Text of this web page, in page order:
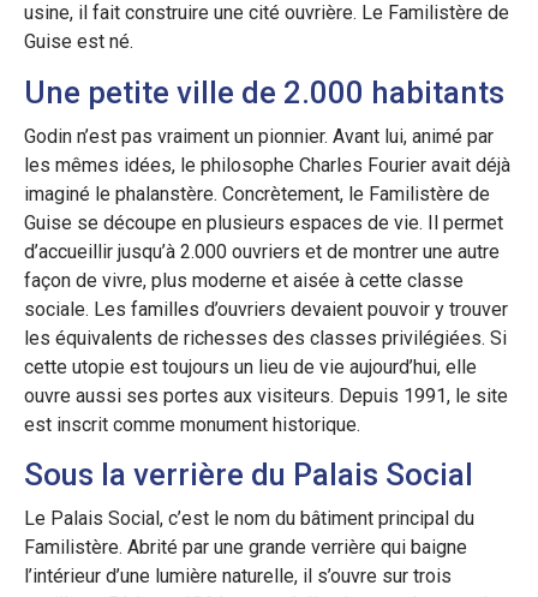
usine, il fait construire une cité ouvrière. Le Familistère de
Guise est né.
Une petite ville de 2.000 habitants
Godin n’est pas vraiment un pionnier. Avant lui, animé par
les mêmes idées, le philosophe Charles Fourier avait déjà
imaginé le phalanstère. Concrètement, le Familistère de
Guise se découpe en plusieurs espaces de vie. Il permet
d’accueillir jusqu’à 2.000 ouvriers et de montrer une autre
façon de vivre, plus moderne et aisée à cette classe
sociale. Les familles d’ouvriers devaient pouvoir y trouver
les équivalents de richesses des classes privilégiées. Si
cette utopie est toujours un lieu de vie aujourd’hui, elle
ouvre aussi ses portes aux visiteurs. Depuis 1991, le site
est inscrit comme monument historique.
Sous la verrière du Palais Social
Le Palais Social, c’est le nom du bâtiment principal du
Familistère. Abrité par une grande verrière qui baigne
l’intérieur d’une lumière naturelle, il s’ouvre sur trois